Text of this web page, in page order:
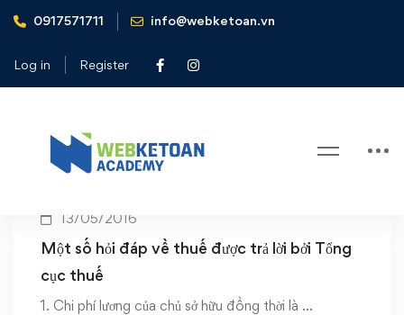
0917571711 info@webketoan.vn
Log in Register
Home Hỏi đáp về thuế
Tag: Hỏi đáp về thuế
13/05/2016
Một số hỏi đáp về thuế được trả lời bởi Tổng
cục thuế
1. Chi phí lương của chủ sở hữu đồng thời là …